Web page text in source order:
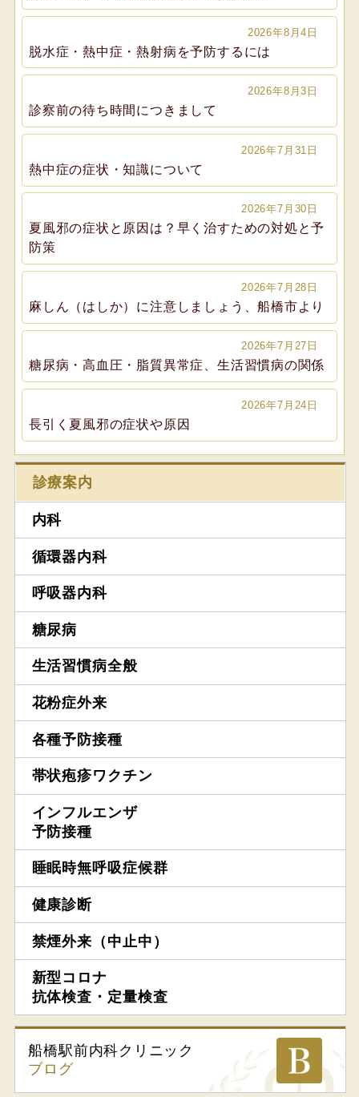
2026年8月4日
脱水症・熱中症・熱射病を予防するには
2026年8月3日
診察前の待ち時間につきまして
2026年7月31日
熱中症の症状・知識について
2026年7月30日
夏風邪の症状と原因は？早く治すための対処と予
防策
2026年7月28日
麻しん（はしか）に注意しましょう、船橋市より
2026年7月27日
糖尿病・高血圧・脂質異常症、生活習慣病の関係
2026年7月24日
長引く夏風邪の症状や原因
診療案内
内科
循環器内科
呼吸器内科
糖尿病
生活習慣病全般
花粉症外来
各種予防接種
帯状疱疹ワクチン
インフルエンザ
予防接種
睡眠時無呼吸症候群
健康診断
禁煙外来（中止中）
新型コロナ
抗体検査・定量検査
船橋駅前内科クリニック
ブログ